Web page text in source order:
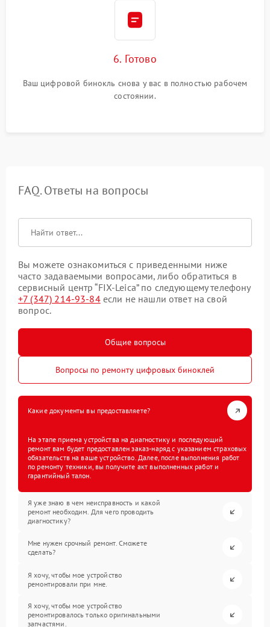
6. Готово
Ваш цифровой бинокль снова у вас в полностью рабочем
состоянии.
FAQ. Ответы на вопросы
Вы можете ознакомиться с приведенными ниже
часто задаваемыми вопросами, либо обратиться в
сервисный центр “FIX-Leica” по следующему телефону
+7 (347) 214-93-84если не нашли ответ на свой
вопрос.
Общие вопросы
Вопросы по ремонту цифровых биноклей
Какие документы вы предоставляете?
На этапе приема устройства на диагностику и последующий
ремонт вам будет предоставлен заказ-наряд с указанием страховых
обязательств на ваше устройство. Далее, после выполнения работ
по ремонту техники, вы получите акт выполненных работ и
гарантийный талон.
Я уже знаю в чем неисправность и какой
ремонт необходим. Для чего проводить
диагностику?
Мне нужен срочный ремонт. Сможете
сделать?
Я хочу, чтобы мое устройство
ремонтировали при мне.
Я хочу, чтобы мое устройство
ремонтировалось только оригинальными
запчастями.